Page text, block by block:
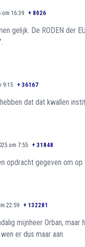
om 16:39 + 8026
gelijk. De RODEN der
9:15 + 36167
dat dat kwallen
om 7:55 + 31848
opdracht gegeven om
22:59 + 132281
mijnheer Orban,
er dus maar aan.